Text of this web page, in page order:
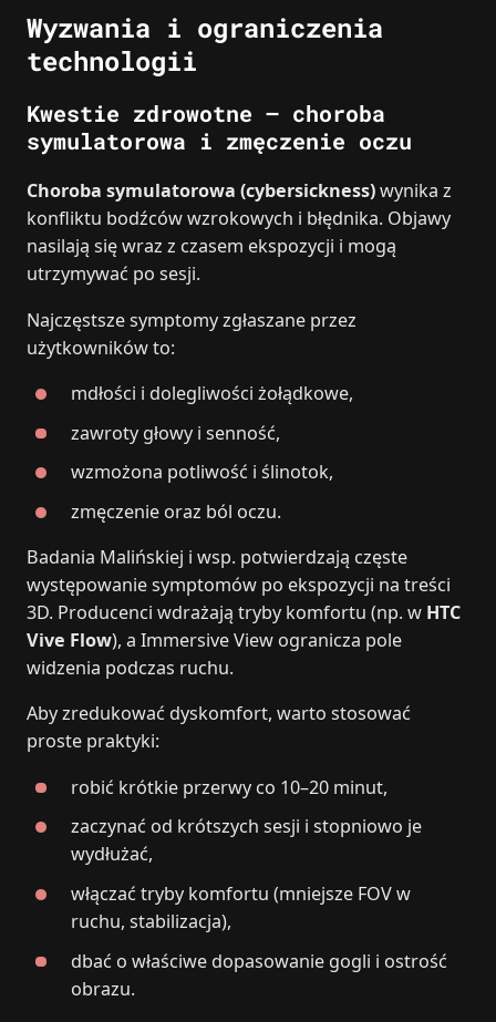
Wyzwania i ograniczenia
technologii
Kwestie zdrowotne – choroba
symulatorowa i zmęczenie oczu
Choroba symulatorowa (cybersickness)wynika z
konfliktu bodźców wzrokowych i błędnika. Objawy
nasilają się wraz z czasem ekspozycji i mogą
utrzymywać po sesji.
Najczęstsze symptomy zgłaszane przez
użytkowników to:
mdłości i dolegliwości żołądkowe,
zawroty głowy i senność,
wzmożona potliwość i ślinotok,
zmęczenie oraz ból oczu.
Badania Malińskiej i wsp. potwierdzają częste
występowanie symptomów po ekspozycji na treści
3D. Producenci wdrażają tryby komfortu (np. w HTC
Vive Flow), a Immersive View ogranicza pole
widzenia podczas ruchu.
Aby zredukować dyskomfort, warto stosować
proste praktyki:
robić krótkie przerwy co 10–20 minut,
zaczynać od krótszych sesji i stopniowo je
wydłużać,
włączać tryby komfortu (mniejsze FOV w
ruchu, stabilizacja),
dbać o właściwe dopasowanie gogli i ostrość
obrazu.